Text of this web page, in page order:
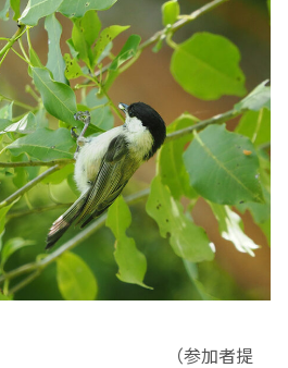
だり （参加者提